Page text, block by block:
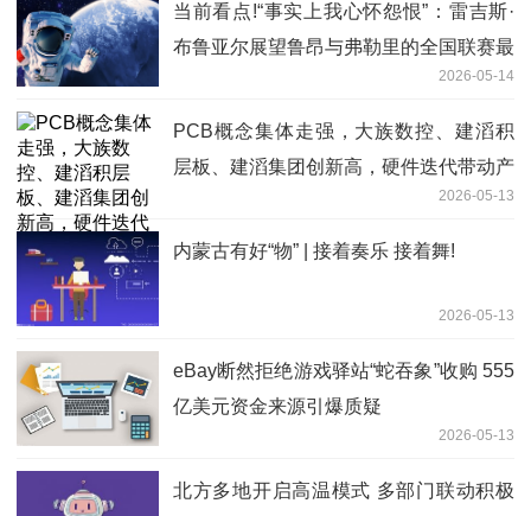
当前看点!“事实上我心怀怨恨”：雷吉斯·
布鲁亚尔展望鲁昂与弗勒里的全国联赛最
2026-05-14
PCB概念集体走强，大族数控、建滔积
层板、建滔集团创新高，硬件迭代带动产
2026-05-13
内蒙古有好“物” | 接着奏乐 接着舞!
2026-05-13
eBay断然拒绝游戏驿站“蛇吞象”收购 555
亿美元资金来源引爆质疑
2026-05-13
北方多地开启高温模式 多部门联动积极